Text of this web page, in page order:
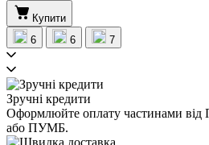
Купити
6
6 7
Зручні кредити
Оформлюйте оплату частинами від
або ПУМБ.